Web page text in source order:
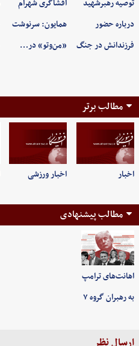
توصیه رهبرشهید
درباره حضور
فرزندانش در جنگ
افشاگری شهرام
همایون: سرنوشت
«من‌وتو» در…
مطالب برتر
اخبار اخبار ورزشی
مطالب پیشنهادی
اهانت‌های ترامپ
به رهبران گروه ۷